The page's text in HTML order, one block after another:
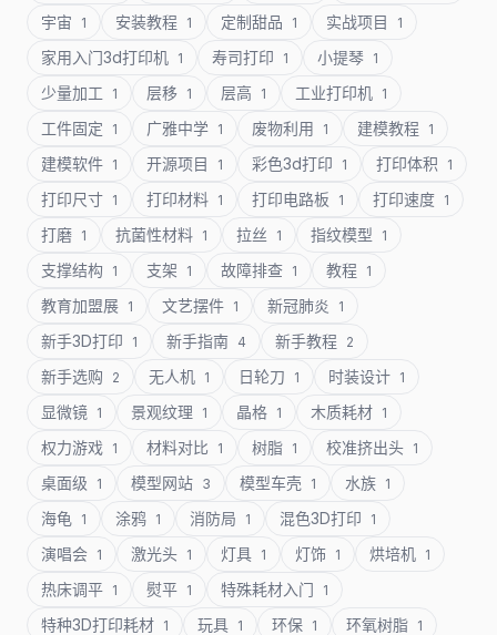
宇宙 1 安装教程 1 定制甜品 1 实战项目 1
家用入门3d打印机 1 寿司打印 1 小提琴 1
少量加工 1 层移 1 层高 1 工业打印机 1
工件固定 1 广雅中学 1 废物利用 1 建模教程 1
建模软件 1 开源项目 1 彩色3d打印 1 打印体积 1
打印尺寸 1 打印材料 1 打印电路板 1 打印速度 1
打磨 1 抗菌性材料 1 拉丝 1 指纹模型 1
支撑结构 1 支架 1 故障排查 1 教程 1
教育加盟展 1 文艺摆件 1 新冠肺炎 1
新手3D打印 1 新手指南 4 新手教程 2
新手选购 2 无人机 1 日轮刀 1 时装设计 1
显微镜 1 景观纹理 1 晶格 1 木质耗材 1
权力游戏 1 材料对比 1 树脂 1 校准挤出头 1
桌面级 1 模型网站 3 模型车壳 1 水族 1
海龟 1 涂鸦 1 消防局 1 混色3D打印 1
演唱会 1 激光头 1 灯具 1 灯饰 1 烘培机 1
热床调平 1 熨平 1 特殊耗材入门 1
特种3D打印耗材 1 玩具 1 环保 1 环氧树脂 1